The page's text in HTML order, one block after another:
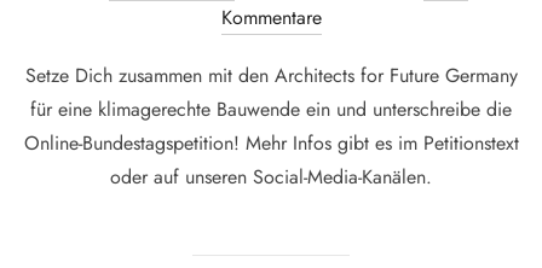
am
Kommentare
Setze Dich zusammen mit den Architects for Future Germany
für eine klimagerechte Bauwende ein und unterschreibe die
Online-Bundestagspetition! Mehr Infos gibt es im Petitionstext
oder auf unseren Social-Media-Kanälen.